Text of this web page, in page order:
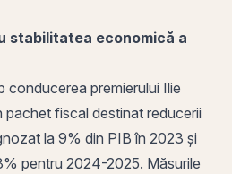
stabilitatea economică a
conducerea premierului Ilie
fiscal destinat reducerii
la 9% din PIB în 2023 și
pentru 2024-2025. Măsurile